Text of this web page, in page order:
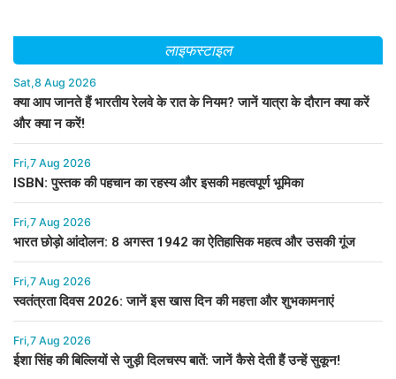
लाइफस्टाइल
Sat,8 Aug 2026
क्या आप जानते हैं भारतीय रेलवे के रात के नियम? जानें यात्रा के दौरान क्या करें
और क्या न करें!
Fri,7 Aug 2026
ISBN: पुस्तक की पहचान का रहस्य और इसकी महत्वपूर्ण भूमिका
Fri,7 Aug 2026
भारत छोड़ो आंदोलन: 8 अगस्त 1942 का ऐतिहासिक महत्व और उसकी गूंज
Fri,7 Aug 2026
स्वतंत्रता दिवस 2026: जानें इस खास दिन की महत्ता और शुभकामनाएं
Fri,7 Aug 2026
ईशा सिंह की बिल्लियों से जुड़ी दिलचस्प बातें: जानें कैसे देती हैं उन्हें सुकून!